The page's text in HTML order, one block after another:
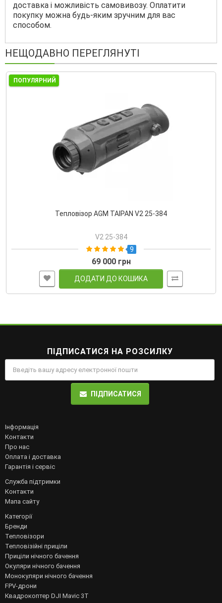
доставка і можливість самовивозу. Оплатити
покупку можна будь-яким зручним для вас
способом.
НЕЩОДАВНО ПЕРЕГЛЯНУТІ
ПОПУЛЯРНИЙ
Тепловізор AGM TAIPAN V2 25-384
V2 25-384
9
69 000 грн
ДОДАТИ ДО КОШИКА
ПІДПИСАТИСЯ НА РОЗСИЛКУ
ПІДПИСАТИСЯ
Інформація
Контакти
Про нас
Оплата і доставка
Гарантія і сервіс
Служба підтримки
Контакти
Мапа сайту
Категорії
Бренди
Тепловізори
Тепловізійні приціли
Приціли нічного бачення
Окуляри нічного бачення
Монокуляри нічного бачення
FPV-дрони
Квадрокоптер DJI Mavic 3T